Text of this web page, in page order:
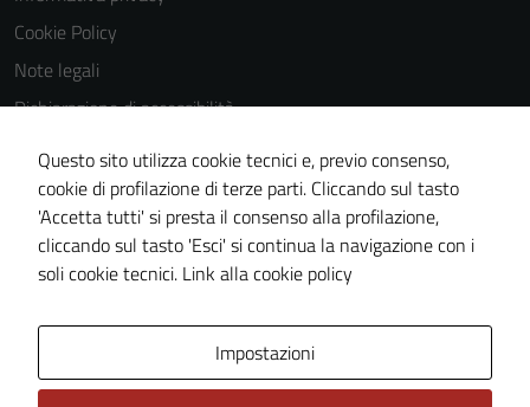
Cookie Policy
Note legali
Dichiarazione di accessibilità
Dichiarazione di accessibilità Servizi
Whistleblowing
Piano di miglioramento del sito
Area riservata
Questo sito utilizza cookie tecnici e, previo consenso,
cookie di profilazione di terze parti. Cliccando sul tasto
'Accetta tutti' si presta il consenso alla profilazione,
cliccando sul tasto 'Esci' si continua la navigazione con i
soli cookie tecnici. Link alla cookie policy
Impostazioni